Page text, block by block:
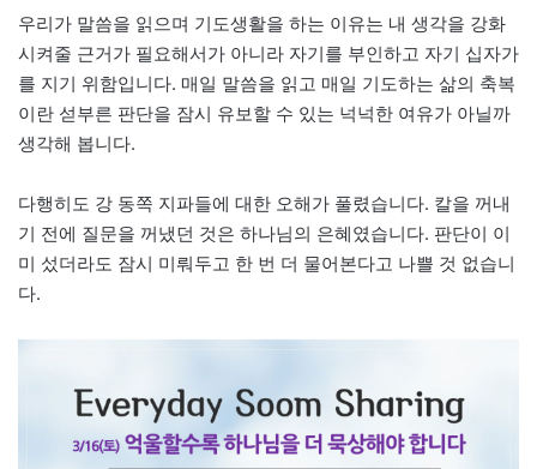
우리가 말씀을 읽으며 기도생활을 하는 이유는 내 생각을 강화
시켜줄 근거가 필요해서가 아니라 자기를 부인하고 자기 십자가
를 지기 위함입니다. 매일 말씀을 읽고 매일 기도하는 삶의 축복
이란 섣부른 판단을 잠시 유보할 수 있는 넉넉한 여유가 아닐까
생각해 봅니다.
다행히도 강 동쪽 지파들에 대한 오해가 풀렸습니다. 칼을 꺼내
기 전에 질문을 꺼냈던 것은 하나님의 은혜였습니다. 판단이 이
미 섰더라도 잠시 미뤄두고 한 번 더 물어본다고 나쁠 것 없습니
다.